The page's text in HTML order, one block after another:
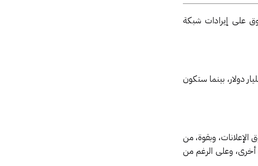
على إيرادات شبكة
أن يصل صافي إيرادات جوجل، من سوق الإعلانات، خلال 2012 إلى 2.31 مليار دولار، بينما ستكون
وبقوة، من
أخرى، وعلى الرغم من